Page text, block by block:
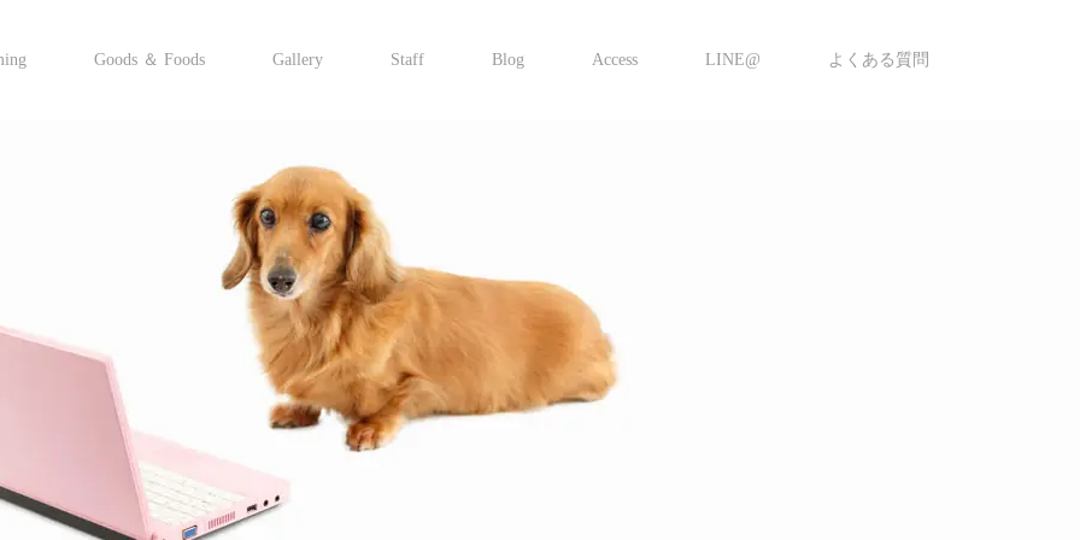
Goods ＆ Foods Gallery Staff Blog Access LINE@ よくある質問